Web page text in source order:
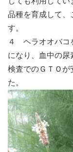
品種を育成して、
す。
４ ヘラオオバコ
になり、血中の
検査でのＧＴＯが
た。